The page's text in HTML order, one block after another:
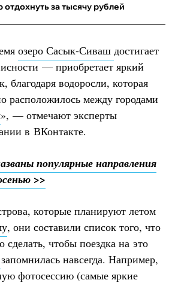
за тысячу рублей
озеро Сасык-Сиваш достигает
— приобретает яркий
благодаря водоросли, которая
расположилось между городами
», — отмечают эксперты
в ВКонтакте.
популярные направления
>>
которые планируют летом
, они составили список того, что
сделать, чтобы поездка на это
запомнилась навсегда. Например,
фотосессию (самые яркие